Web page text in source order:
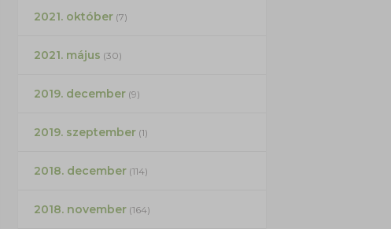
2021. október(7)
2021. május (30)
2019. december(9)
2019. szeptember(1)
2018. december(114)
2018. november(164)